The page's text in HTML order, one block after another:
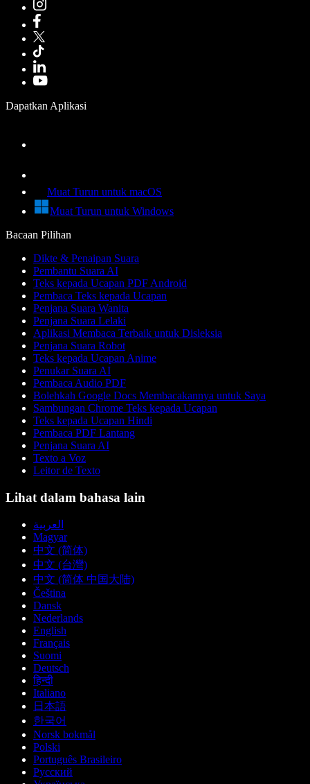
Dapatkan Aplikasi
Muat Turun untuk macOS
Muat Turun untuk Windows
Bacaan Pilihan
Dikte & Penaipan Suara
Pembantu Suara AI
Teks kepada Ucapan PDF Android
Pembaca Teks kepada Ucapan
Penjana Suara Wanita
Penjana Suara Lelaki
Aplikasi Membaca Terbaik untuk Disleksia
Penjana Suara Robot
Teks kepada Ucapan Anime
Penukar Suara AI
Pembaca Audio PDF
Bolehkah Google Docs Membacakannya untuk Saya
Sambungan Chrome Teks kepada Ucapan
Teks kepada Ucapan Hindi
Pembaca PDF Lantang
Penjana Suara AI
Texto a Voz
Leitor de Texto
Lihat dalam bahasa lain
العربية
Magyar
中文 (简体)
中文 (台灣)
中文 (简体 中国大陆)
Čeština
Dansk
Nederlands
English
Français
Suomi
Deutsch
हिन्दी
Italiano
日本語
한국어
Norsk bokmål
Polski
Português Brasileiro
Русский